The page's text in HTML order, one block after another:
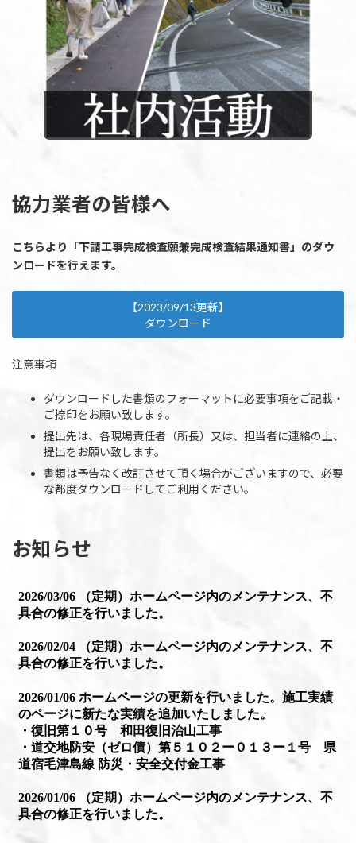
協力業者の皆様へ
こちらより「下請工事完成検査願兼完成検査結果通知書」のダウ
ンロードを行えます。
【2023/09/13更新】
ダウンロード
注意事項
ダウンロードした書類のフォーマットに必要事項をご記載・
ご捺印をお願い致します。
提出先は、各現場責任者（所長）又は、担当者に連絡の上、
提出をお願い致します。
書類は予告なく改訂させて頂く場合がございますので、必要
な都度ダウンロードしてご利用ください。
お知らせ